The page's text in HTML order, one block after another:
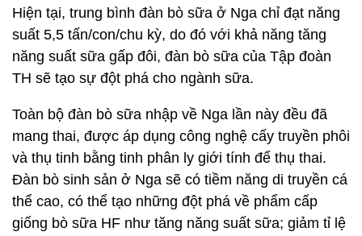
Hiện tại, trung bình đàn bò sữa ở Nga chỉ đạt năng
suất 5,5 tấn/con/chu kỳ, do đó với khả năng tăng
năng suất sữa gấp đôi, đàn bò sữa của Tập đoàn
TH sẽ tạo sự đột phá cho ngành sữa.
Toàn bộ đàn bò sữa nhập về Nga lần này đều đã
mang thai, được áp dụng công nghệ cấy truyền phôi
và thụ tinh bằng tinh phân ly giới tính để thụ thai.
Đàn bò sinh sản ở Nga sẽ có tiềm năng di truyền cá
thể cao, có thể tạo những đột phá về phẩm cấp
giống bò sữa HF như tăng năng suất sữa; giảm tỉ lệ